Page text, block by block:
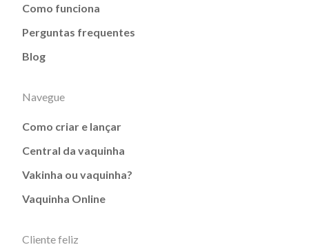
Como funciona
Perguntas frequentes
Blog
Navegue
Como criar e lançar
Central da vaquinha
Vakinha ou vaquinha?
Vaquinha Online
Cliente feliz